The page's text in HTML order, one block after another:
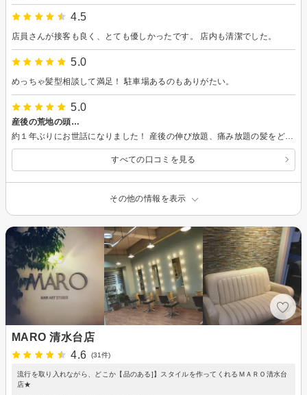
4.5
店員さんが接客も良く、とても優しかったです。 店内も清潔でした。
5.0
めっちゃ髪型相談して満足！ 駐車場あるのもありがたい。
5.0
産後の荒地の頭…
約１年ぶりにお世話になりました！ 産後の伸び放題、痛み放題の髪をどうしようか。思い切って20センチほど切る決断も、カラーリングの色選びも一緒に楽しく決めることができました！仕上がりは大満足✨次はもっと色で遊びたいと思います。
すべての口コミを見る
その他の情報を表示
MARO 清水台店
4.6
(31件)
流行を取り入れながら、どこか【品のある]】スタイルを作ってくれるＭＡＲＯ清水台
店★